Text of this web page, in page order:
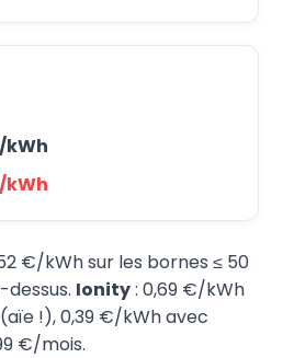
€/kWh sur les bornes ≤ 50
Ionity: 0,69 €/kWh
!), 0,39 €/kWh avec
€/mois.